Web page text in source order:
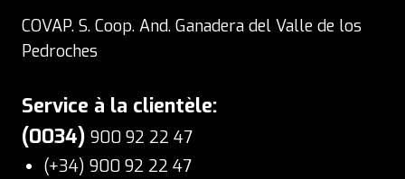
COVAP. S. Coop. And. Ganadera del Valle de los
Pedroches
Service à la clientèle:
(0034) 900 92 22 47
(+34) 900 92 22 47